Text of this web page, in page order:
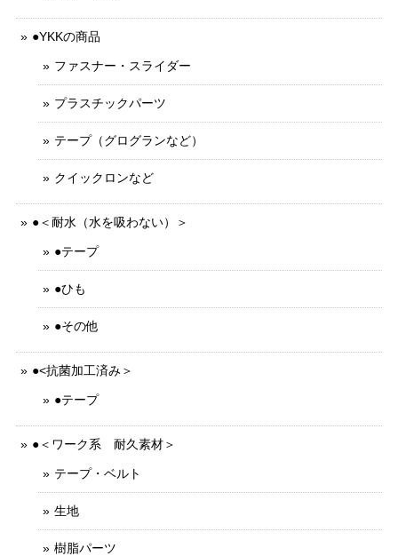
●YKKの商品
ファスナー・スライダー
プラスチックパーツ
テープ（グログランなど）
クイックロンなど
●＜耐水（水を吸わない）＞
●テープ
●ひも
●その他
●<抗菌加工済み＞
●テープ
●＜ワーク系 耐久素材＞
テープ・ベルト
生地
樹脂パーツ